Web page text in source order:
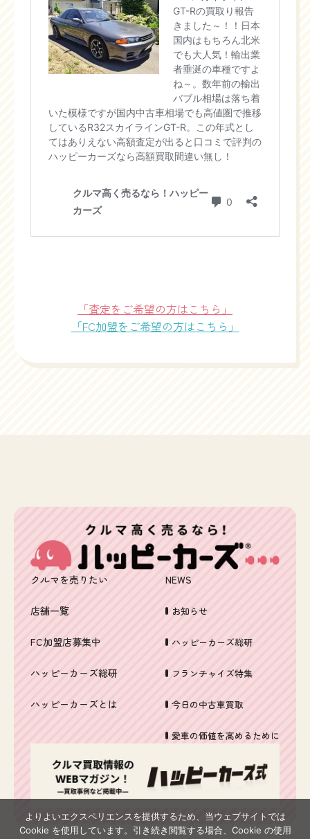
「査定をご希望の方はこちら」
「FC加盟をご希望の方はこちら」
クルマを売りたい
店舗一覧
FC加盟店募集中
ハッピーカーズ総研
ハッピーカーズとは
NEWS
お知らせ
ハッピーカーズ総研
フランチャイズ特集
今日の中古車買取
愛車の価値を高めるために
よりよいエクスペリエンスを提供するため、当ウェブサイトでは
Cookie を使用しています。引き続き閲覧する場合、Cookie の使用